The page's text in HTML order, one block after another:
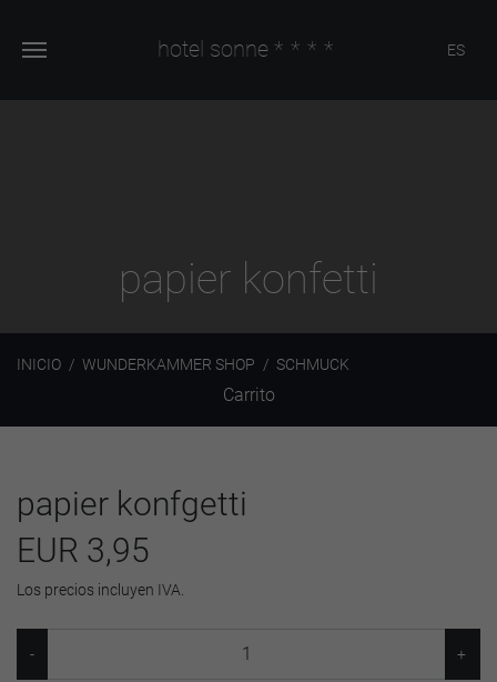
hotel sonne **** ES
papier konfetti
INICIO WUNDERKAMMER SHOP SCHMUCK
Carrito
papier konfgetti
EUR 3,95
Los precios incluyen IVA.